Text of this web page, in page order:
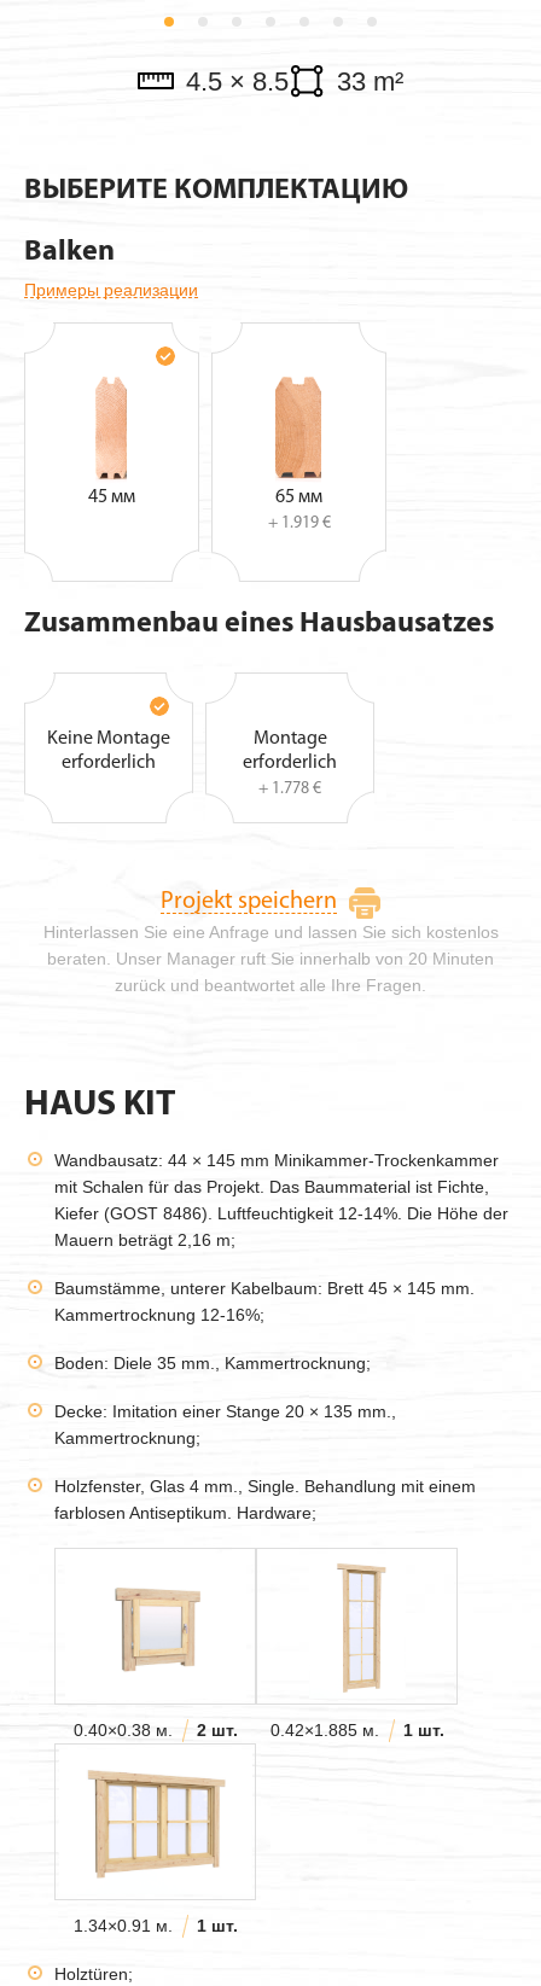
4.5 × 8.5 33 m²
ВЫБЕРИТЕ КОМПЛЕКТАЦИЮ
Balken
Примеры реализации
45 мм 65 мм
+ 1.919 €
Zusammenbau eines Hausbausatzes
Keine Montage
erforderlich
Montage
erforderlich
+ 1.778 €
Hinterlassen Sie eine Anfrage und lassen Sie sich kostenlos
beraten. Unser Manager ruft Sie innerhalb von 20 Minuten
zurück und beantwortet alle Ihre Fragen.
Projekt speichern
HAUS KIT
Wandbausatz: 44 × 145 mm Minikammer-Trockenkammer
mit Schalen für das Projekt. Das Baummaterial ist Fichte,
Kiefer (GOST 8486). Luftfeuchtigkeit 12-14%. Die Höhe der
Mauern beträgt 2,16 m;
Baumstämme, unterer Kabelbaum: Brett 45 × 145 mm.
Kammertrocknung 12-16%;
Boden: Diele 35 mm., Kammertrocknung;
Decke: Imitation einer Stange 20 × 135 mm.,
Kammertrocknung;
Holzfenster, Glas 4 mm., Single. Behandlung mit einem
farblosen Antiseptikum. Hardware;
0.40×0.38 м. 2 шт. 0.42×1.885 м. 1 шт.
1.34×0.91 м. 1 шт.
Holztüren;